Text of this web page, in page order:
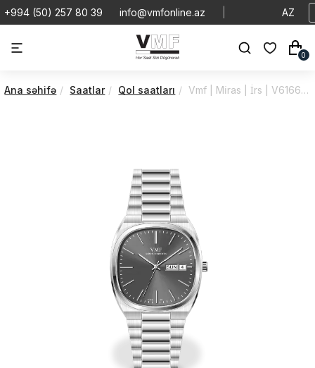
+994 (50) 257 80 39 info@vmfonline.az AZ
0
Ana səhifə Saatlar Qol saatları Vmf | Mi̇ras | İrs | V6166/2PA0/2M7/07S